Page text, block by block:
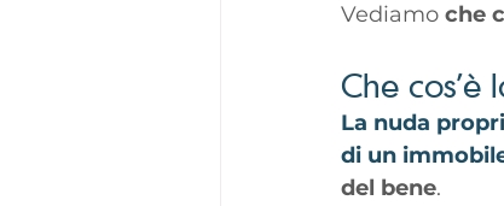
Vediamo che
Che
La nuda
di un
del bene.